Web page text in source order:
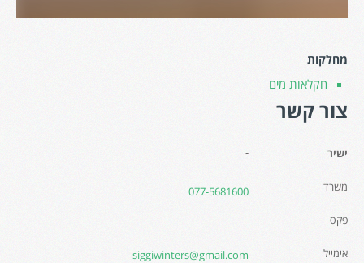
מחלקות
חקלאות מים
צור קשר
ישיר
משרד
פקס
אימייל
-
077-5681600
siggiwinters@gmail.com